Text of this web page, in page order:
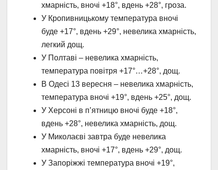
хмарність, вночі +18°, вдень +28°, гроза.
У Кропивницькому температура вночі
буде +17°, вдень +29°, невелика хмарність,
легкий дощ.
У Полтаві – невелика хмарність,
температура повітря +17°…+28°, дощ.
В Одесі 13 вересня – невелика хмарність,
температура вночі +19°, вдень +25°, дощ.
У Херсоні в п’ятницю вночі буде +18°,
вдень +28°, невелика хмарність, дощ.
У Миколаєві завтра буде невелика
хмарність, вночі +17°, вдень +29°, дощ.
У Запоріжжі температура вночі +19°,